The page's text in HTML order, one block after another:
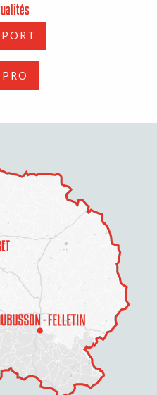
Description